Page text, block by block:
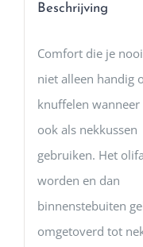
Beschrijving
Comfort die je
niet alleen handig
knuffelen
ook als nekkussen
gebruiken. Het
worden en dan
binnenstebuiten
omgetoverd tot